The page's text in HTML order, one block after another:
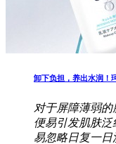
卸下负担，养出水润！
对于屏障薄弱的
便易引发肌肤
易忽略日复一日